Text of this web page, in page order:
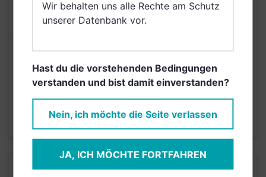
MAX. LAUFENDE
KOSTEN
1,25%
Risikoeinstufung laut Anbieter (KID)
Stand 13.02.2026
KURSENTWICKLUNG
Wir behalten uns alle Rechte am Schutz
unserer Datenbank vor.
Hast du die vorstehenden Bedingungen
verstanden und bist damit einverstanden?
Nein, ich möchte die Seite verlassen
JA, ICH MÖCHTE FORTFAHREN